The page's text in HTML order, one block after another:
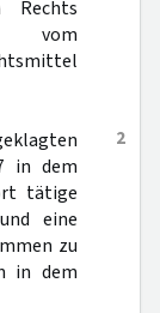
Rechts
vom
2
in dem
tätige
eine
zu
in dem